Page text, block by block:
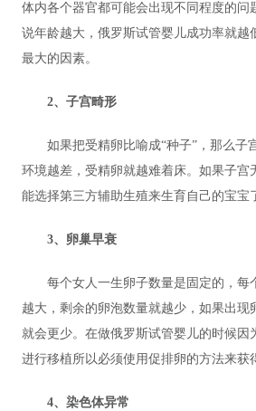
体内各个器官都可能会出现不同程度的问
说年龄越大，俄罗斯试管婴儿成功率就越
最大的因素。
2、子宫畸形
如果把受精卵比喻成“种子”，那么子
环境越差，受精卵就越难着床。如果子宫
能选择第三方辅助生殖来生育自己的宝宝
3、卵巢早衰
每个女人一生卵子数量是固定的，每
越大，剩余的卵泡数量就越少，如果出现
就会更少。在做俄罗斯试管婴儿的时候因
进行移植所以必须使用促排卵的方法来获
4、染色体异常